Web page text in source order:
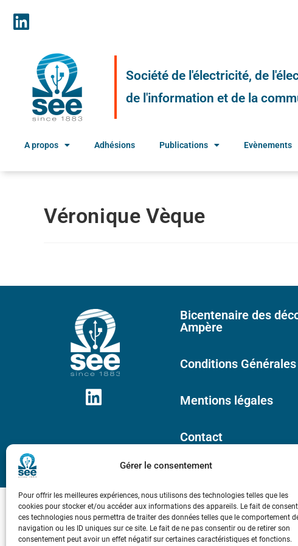
Gérer le consentement
Pour offrir les meilleures expériences, nous utilisons des technologies telles que les
cookies pour stocker et/ou accéder aux informations des appareils. Le fait de
ces technologies nous permettra de traiter des données telles que le comportement
navigation ou les ID uniques sur ce site. Le fait de ne pas consentir ou de retirer son
consentement peut avoir un effet négatif sur certaines caractéristiques et fonctions.
Société de l'électricité, de
de l'information et de la
A propos Adhésions Publications Evènements
Véronique Vèque
Bicentenaire des
Ampère
Conditions
Mentions légales
Contact